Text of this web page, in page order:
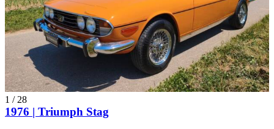
1 / 28
1976 | Triumph Stag